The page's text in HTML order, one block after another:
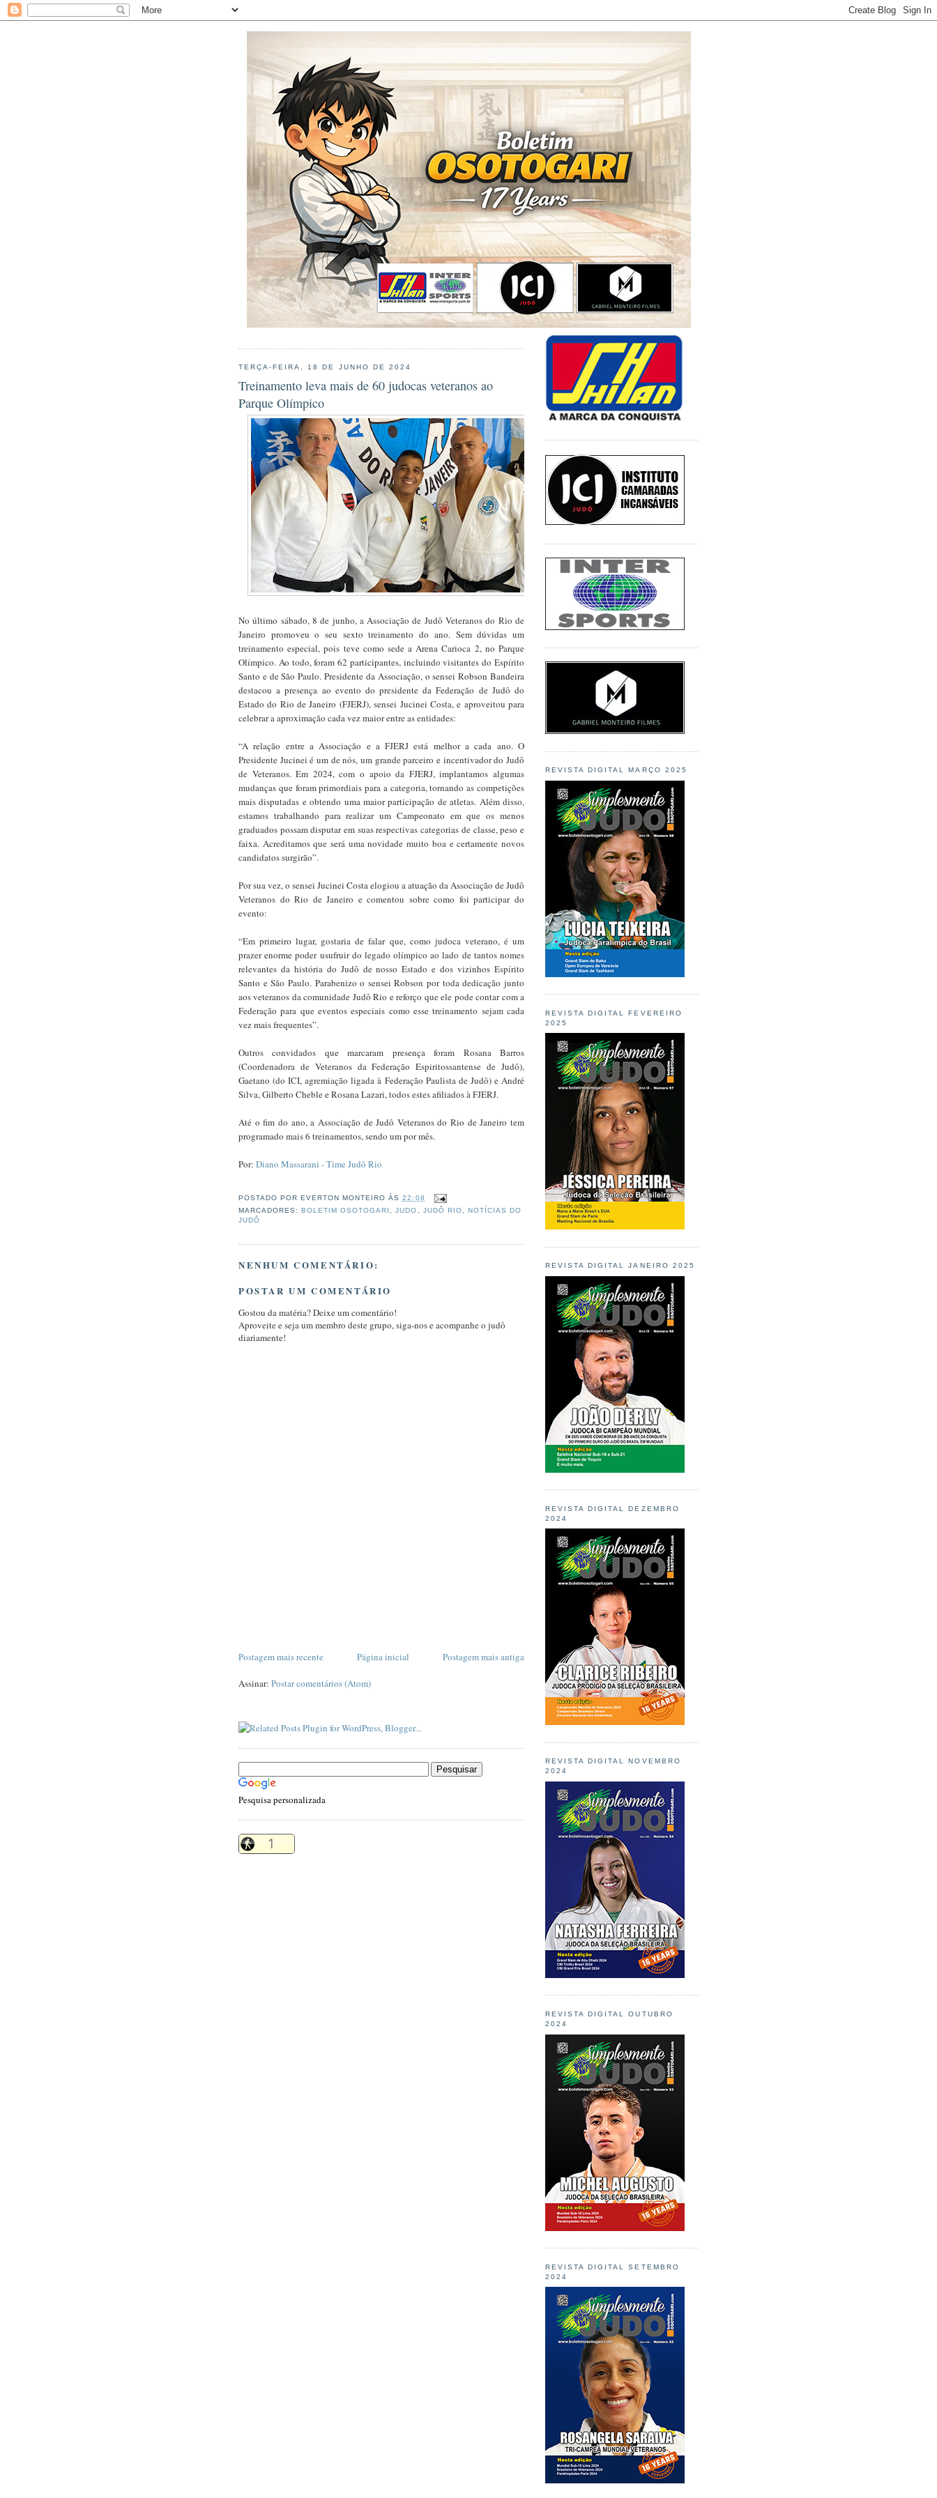
TERÇA-FEIRA, 18 DE JUNHO DE 2024
Treinamento leva mais de 60 judocas veteranos ao
Parque Olímpico
No último sábado, 8 de junho, a Associação de Judô Veteranos do Rio de
Janeiro promoveu o seu sexto treinamento do ano. Sem dúvidas um
treinamento especial, pois teve como sede a Arena Carioca 2, no Parque
Olímpico. Ao todo, foram 62 participantes, incluindo visitantes do Espírito
Santo e de São Paulo. Presidente da Associação, o sensei Robson Bandeira
destacou a presença ao evento do presidente da Federação de Judô do
Estado do Rio de Janeiro (FJERJ), sensei Jucinei Costa, e aproveitou para
celebrar a aproximação cada vez maior entre as entidades:
“A relação entre a Associação e a FJERJ está melhor a cada ano. O
Presidente Jucinei é um de nós, um grande parceiro e incentivador do Judô
de Veteranos. Em 2024, com o apoio da FJERJ, implantamos algumas
mudanças que foram primordiais para a categoria, tornando as competições
mais disputadas e obtendo uma maior participação de atletas. Além disso,
estamos trabalhando para realizar um Campeonato em que os menos
graduados possam disputar em suas respectivas categorias de classe, peso e
faixa. Acreditamos que será uma novidade muito boa e certamente novos
candidatos surgirão”.
Por sua vez, o sensei Jucinei Costa elogiou a atuação da Associação de Judô
Veteranos do Rio de Janeiro e comentou sobre como foi participar do
evento:
“Em primeiro lugar, gostaria de falar que, como judoca veterano, é um
prazer enorme poder usufruir do legado olímpico ao lado de tantos nomes
relevantes da história do Judô de nosso Estado e dos vizinhos Espírito
Santo e São Paulo. Parabenizo o sensei Robson por toda dedicação junto
aos veteranos da comunidade Judô Rio e reforço que ele pode contar com a
Federação para que eventos especiais como esse treinamento sejam cada
vez mais frequentes”.
Outros convidados que marcaram presença foram Rosana Barros
(Coordenadora de Veteranos da Federação Espiritossantense de Judô),
Gaetano (do ICI, agremiação ligada à Federação Paulista de Judô) e André
Silva, Gilberto Cheble e Rosana Lazari, todos estes afiliados à FJERJ.
Até o fim do ano, a Associação de Judô Veteranos do Rio de Janeiro tem
programado mais 6 treinamentos, sendo um por mês.
Por: Diano Massarani - Time Judô Rio
POSTADO POR EVERTON MONTEIRO ÀS22:08
MARCADORES:BOLETIM OSOTOGARI ,JUDO , JUDÔ RIO, NOTÍCIAS DO
JUDÔ
NENHUM COMENTÁRIO:
POSTAR UM COMENTÁRIO
Gostou da matéria? Deixe um comentário!
Aproveite e seja um membro deste grupo, siga-nos e acompanhe o judô
diariamente!
Postagem mais recente Postagem mais antiga
Página inicial
Assinar: Postar comentários (Atom)
Pesquisa personalizada
REVISTA DIGITAL MARÇO 2025
REVISTA DIGITAL FEVEREIRO
2025
REVISTA DIGITAL JANEIRO 2025
REVISTA DIGITAL DEZEMBRO
2024
REVISTA DIGITAL NOVEMBRO
2024
REVISTA DIGITAL OUTUBRO
2024
REVISTA DIGITAL SETEMBRO
2024